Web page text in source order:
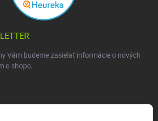
Vám budeme zasielať informácie o nových
e-shope.